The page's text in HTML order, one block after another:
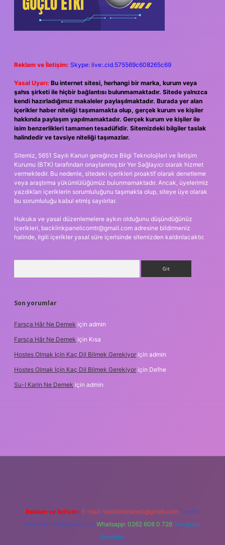
Reklam ve İletişim: Skype: live:.cid.575569c608265c69
Yasal Uyarı: Bu internet sitesi, herhangi bir marka, kurum veya
şahıs şirketi ile hiçbir bağlantısı bulunmamaktadır. Sitede yalnızca
kendi hazırladığımız makaleler paylaşılmaktadır. Burada yer alan
içerikler haber niteliği taşımamakta olup, gerçek kurum ve kişiler
hakkında paylaşım yapılmamaktadır. Gerçek kurum ve kişiler ile
isim benzerlikleri tamamen tesadüfidir. Sitemizdeki bilgiler taslak
halindedir ve tavsiye niteliği taşımazlar.
Sitemiz, 5651 Sayılı Kanun gereğince Bilgi Teknolojileri ve İletişim
Kurumu (BTK) tarafından onaylanmış bir Yer Sağlayıcı olarak hizmet
vermektedir. Bu nedenle, sitedeki içerikleri proaktif olarak denetleme
veya araştırma yükümlülüğümüz bulunmamaktadır. Ancak, üyelerimiz
yazdıkları içeriklerin sorumluluğunu taşımakta olup, siteye üye olarak
bu sorumluluğu kabul etmiş sayılırlar.
Hukuka ve yasal düzenlemelere aykırı olduğunu düşündüğünüz
içerikleri, backlinkpanelicomtr@gmail.com adresine bildirmeniz
halinde, ilgili içerikler yasal süre içerisinde sitemizden kaldırılacaktır.
Son yorumlar
Farsça Hâr Ne Demek için admin
Farsça Hâr Ne Demek için Kısa
Hostes Olmak Için Kaç Dil Bilmek Gerekiyor için admin
Hostes Olmak Için Kaç Dil Bilmek Gerekiyor için Defne
Su-I Karin Ne Demek için admin
Reklam ve İletişim: E-mail: backlinkpaneli@gmail.com Teams:
forumhizmeti@gmail.com Whatsapp: 0262 606 0 726 Telegram:
@karabul